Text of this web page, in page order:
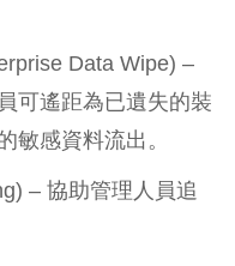
Data Wipe) –
可遙距為已遺失的裝
敏感資料流出。
– 協助管理人員追